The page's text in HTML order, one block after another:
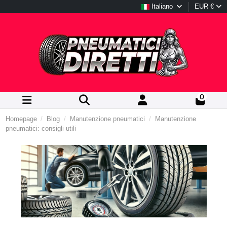
Italiano EUR €
0
Homepage Blog Manutenzione pneumatici
Manutenzione
pneumatici: consigli utili